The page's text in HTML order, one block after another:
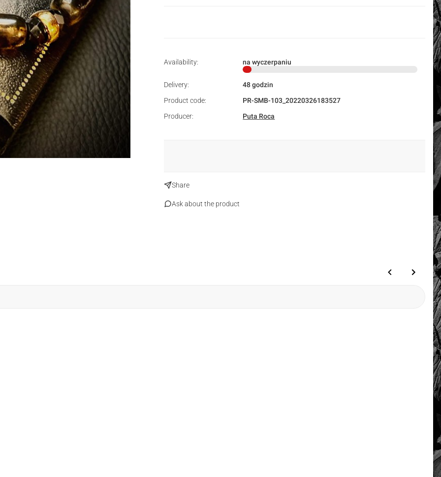
Availability: na wyczerpaniu
Delivery:
48 godzin
Product code:
PR-SMB-103_20220326183527
Producer:
Puta Roca
Share
Ask about the product